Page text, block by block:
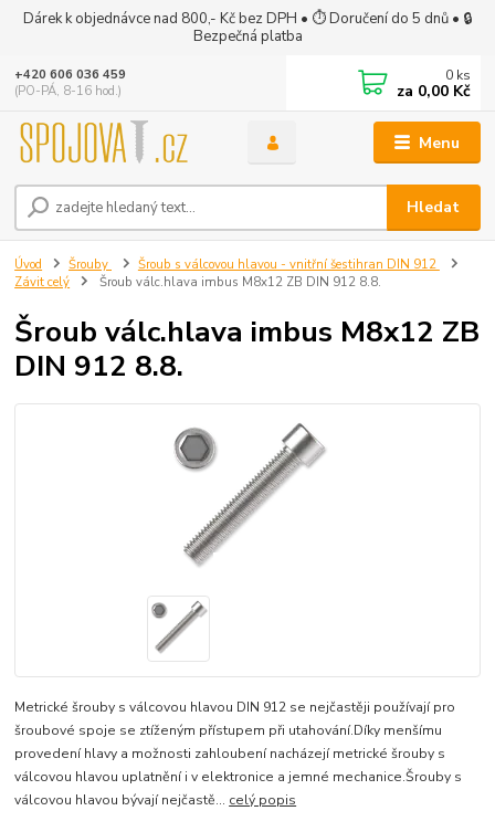
Dárek k objednávce nad 800,- Kč bez DPH • ⏱ Doručení do 5 dnů • 🔒
Bezpečná platba
Menu
Hledat
+420 606 036 459
(PO-PÁ, 8-16 hod.)
0 ks
za 0,00 Kč
Úvod Šrouby
Šroub s válcovou hlavou - vnitřní šestihran DIN 912
Závit celý
Šroub válc.hlava imbus M8x12 ZB DIN 912 8.8.
Šroub válc.hlava imbus M8x12 ZB
DIN 912 8.8.
Metrické šrouby s válcovou hlavou DIN 912 se nejčastěji používají pro
šroubové spoje se ztíženým přístupem při utahování.Díky menšímu
provedení hlavy a možnosti zahloubení nacházejí metrické šrouby s
válcovou hlavou uplatnění i v elektronice a jemné mechanice.Šrouby s
válcovou hlavou bývají nejčastě... celý popis